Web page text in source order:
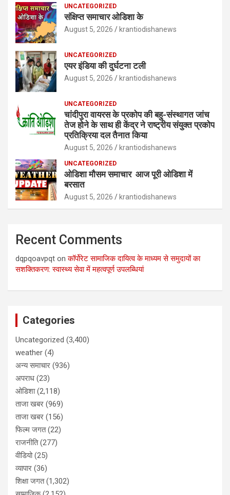
UNCATEGORIZED
संक्षिप्त समाचार ओडिशा के
August 5, 2026 krantiodishanews
UNCATEGORIZED
एयर इंडिया की दुर्घटना टली
August 5, 2026 krantiodishanews
UNCATEGORIZED
चांदीपुरा वायरस के प्रकोप की बहु-संस्थागत जांच
तेज होने के साथ ही केंद्र ने राष्ट्रीय संयुक्त प्रकोप
प्रतिक्रिया दल तैनात किया
August 5, 2026 krantiodishanews
UNCATEGORIZED
ओडिशा मौसम समाचार आज पूरी ओडिशा में
बरसात
August 5, 2026 krantiodishanews
Recent Comments
dqpqoavpqt onकॉर्पोरेट सामाजिक दायित्व के माध्यम से समुदायों का
सशक्तिकरण: स्वास्थ्य सेवा में महत्वपूर्ण उपलब्धियां
Categories
Uncategorized (3,400)
weather (4)
अन्य समाचार (936)
अपराध (23)
ओडिशा(2,118)
ताजा खबर (969)
ताजा खबर (156)
फिल्म जगत(22)
राजनीति(277)
वीडियो(25)
व्यापार (36)
शिक्षा जगत(1,302)